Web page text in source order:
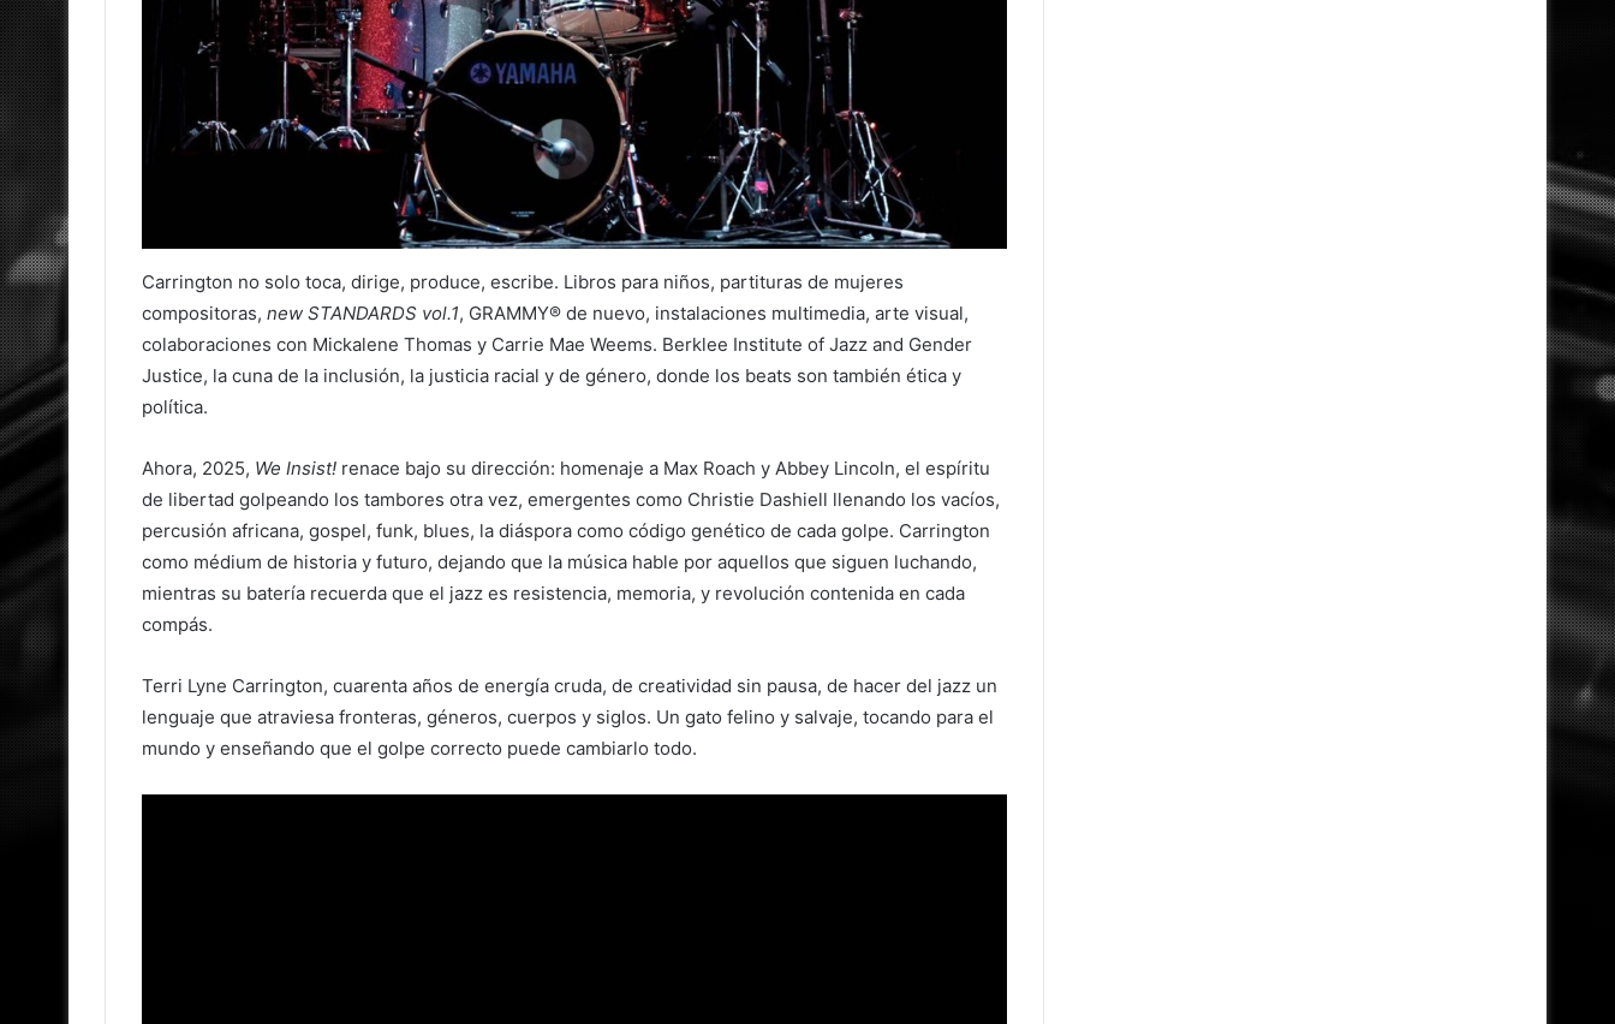
Carrington no solo toca, dirige, produce, escribe. Libros para niños, partituras de mujeres
compositoras, new STANDARDS vol.1, GRAMMY® de nuevo, instalaciones multimedia, arte visual,
colaboraciones con Mickalene Thomas y Carrie Mae Weems. Berklee Institute of Jazz and Gender
Justice, la cuna de la inclusión, la justicia racial y de género, donde los beats son también ética y
política.
Ahora, 2025, We Insist! renace bajo su dirección: homenaje a Max Roach y Abbey Lincoln, el espíritu
de libertad golpeando los tambores otra vez, emergentes como Christie Dashiell llenando los vacíos,
percusión africana, gospel, funk, blues, la diáspora como código genético de cada golpe. Carrington
como médium de historia y futuro, dejando que la música hable por aquellos que siguen luchando,
mientras su batería recuerda que el jazz es resistencia, memoria, y revolución contenida en cada
compás.
Terri Lyne Carrington, cuarenta años de energía cruda, de creatividad sin pausa, de hacer del jazz un
lenguaje que atraviesa fronteras, géneros, cuerpos y siglos. Un gato felino y salvaje, tocando para el
mundo y enseñando que el golpe correcto puede cambiarlo todo.